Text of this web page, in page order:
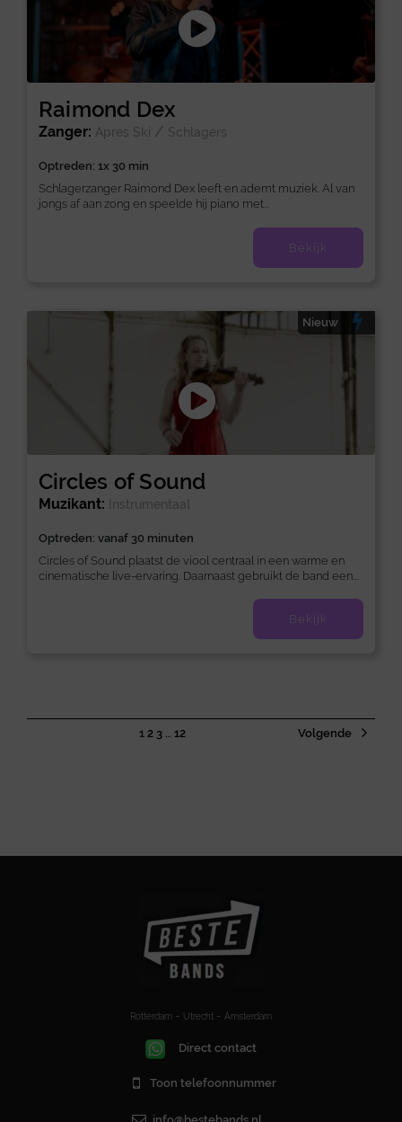
Raimond Dex
Zanger: Apres Ski / Schlagers
Optreden: 1x 30 min
Schlagerzanger Raimond Dex leeft en ademt muziek. Al van
jongs af aan zong en speelde hij piano met...
Bekijk
Circles of Sound
Nieuw
Muzikant: Instrumentaal
Optreden: vanaf 30 minuten
Circles of Sound plaatst de viool centraal in een warme en
cinematische live-ervaring. Daarnaast gebruikt de band een...
Bekijk
1 2 3 12 Volgende
Rotterdam – Utrecht – Amsterdam
Direct contact
Toon telefoonnummer